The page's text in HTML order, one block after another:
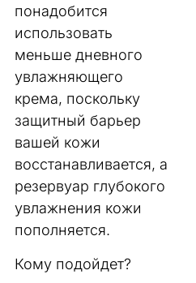
понадобится
использовать
меньше дневного
увлажняющего
крема, поскольку
защитный барьер
вашей кожи
восстанавливается, а
резервуар глубокого
увлажнения кожи
пополняется.
Кому подойдет?